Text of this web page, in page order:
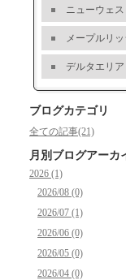
ニューウェ
メープルリ
デルタエリア
ブログカテゴリ
全ての記事(21)
月別ブログアーカ
2026 (1)
2026/08 (0)
2026/07 (1)
2026/06 (0)
2026/05 (0)
2026/04 (0)